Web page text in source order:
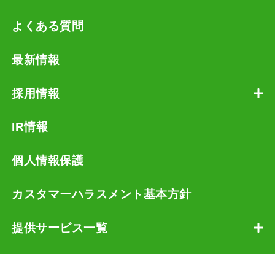
よくある質問
最新情報
採用情報
IR情報
個人情報保護
カスタマーハラスメント基本方針
提供サービス一覧